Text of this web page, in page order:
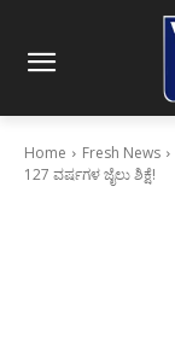
Home Fresh News
127 ವರ್ಷಗಳ ಜೈಲು ಶಿಕ್ಷೆ!